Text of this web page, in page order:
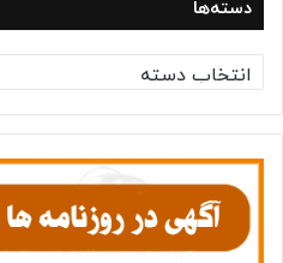
دسته‌ها
س
ت
ه‌
ه